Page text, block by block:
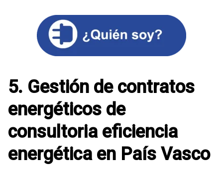
5. Gestión de contratos
energéticos de
consultoria eficiencia
energética en País Vasco